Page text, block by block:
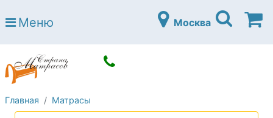
Страна матрасов
Open submenu (Матрасы)
Open submenu (Кровати)
Кровати
Open submenu (Аксессуары)
Open submenu (Диваны)
Диваны
Меню Москва
Главная Матрасы